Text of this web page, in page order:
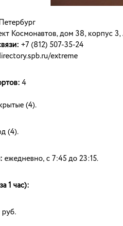
Космонавтов, дом 38, корпус
+7 (812) 507-35-24
extreme
4
(4).
(4).
ежедневно, с 7:45 до 23:15.
1 час):